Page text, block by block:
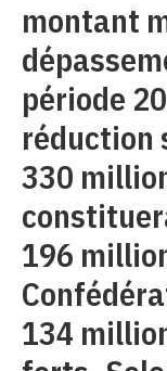
montant
période
réduction
330
196
134